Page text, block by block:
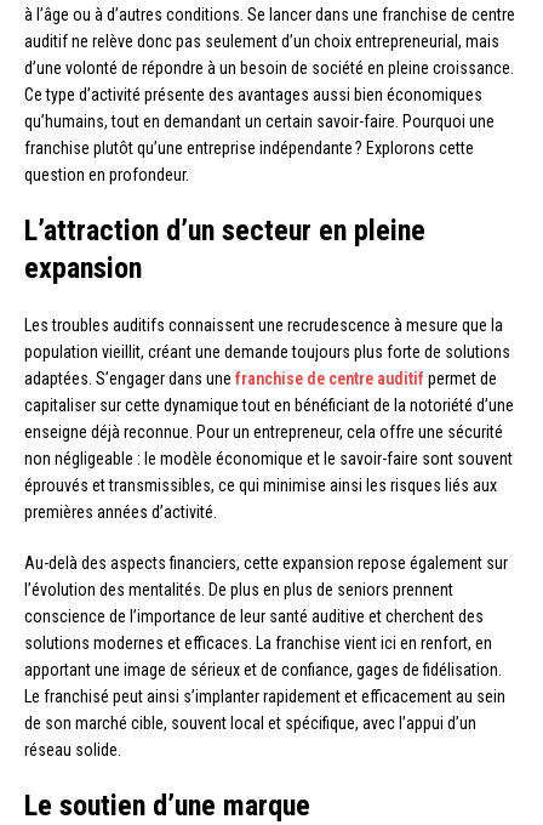
à l’âge ou à d’autres conditions. Se lancer dans une franchise de centre
auditif ne relève donc pas seulement d’un choix entrepreneurial, mais
d’une volonté de répondre à un besoin de société en pleine croissance.
Ce type d’activité présente des avantages aussi bien économiques
qu’humains, tout en demandant un certain savoir-faire. Pourquoi une
franchise plutôt qu’une entreprise indépendante ? Explorons cette
question en profondeur.
L’attraction d’un secteur en pleine
expansion
Les troubles auditifs connaissent une recrudescence à mesure que la
population vieillit, créant une demande toujours plus forte de solutions
adaptées. S’engager dans une franchise de centre auditif permet de
capitaliser sur cette dynamique tout en bénéficiant de la notoriété d’une
enseigne déjà reconnue. Pour un entrepreneur, cela offre une sécurité
non négligeable : le modèle économique et le savoir-faire sont souvent
éprouvés et transmissibles, ce qui minimise ainsi les risques liés aux
premières années d’activité.
Au-delà des aspects financiers, cette expansion repose également sur
l’évolution des mentalités. De plus en plus de seniors prennent
conscience de l’importance de leur santé auditive et cherchent des
solutions modernes et efficaces. La franchise vient ici en renfort, en
apportant une image de sérieux et de confiance, gages de fidélisation.
Le franchisé peut ainsi s’implanter rapidement et efficacement au sein
de son marché cible, souvent local et spécifique, avec l’appui d’un
réseau solide.
Le soutien d’une marque